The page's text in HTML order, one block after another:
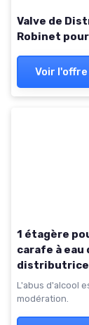
Valve de
Robinet
Voir l'offre
1 étagère
carafe à eau
refroidisseur
eau,
L'abus d'alcool
modération.